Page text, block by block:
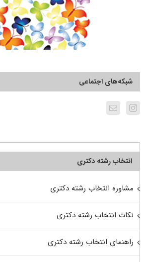
شبکه‌های اجتماعی
انتخاب رشته دکتری
مشاوره انتخاب رشته دکتری
نکات انتخاب رشته دکتری
راهنمای انتخاب رشته دکتری